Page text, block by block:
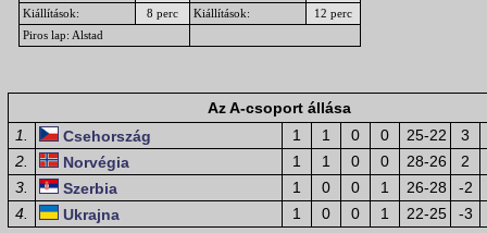
Kiállítások:
8 perc Kiállítások:
12 perc
Piros lap: Alstad
Az A-csoport állása
1.
Csehország 1 1 0 0 25-22
3
2.
Norvégia 1 1 0 0 28-26
2
3.
Szerbia 1 0 0 1 26-28
-2
4.
Ukrajna 1 0 0 1 22-25 -3